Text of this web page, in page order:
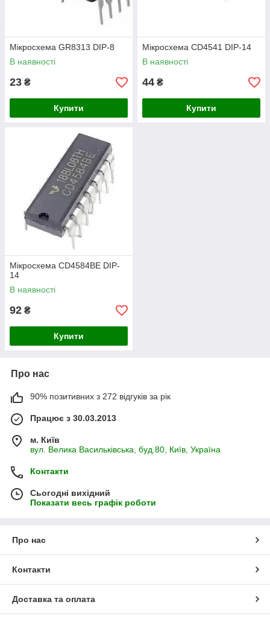
Мікросхема GR8313 DIP-8
В наявності
23 ₴
Купити
Мікросхема СD4541 DIP-14
В наявності
44 ₴
Купити
Мікросхема CD4584BE DIP-
14
В наявності
92 ₴
Купити
Про нас
90% позитивних з 272 відгуків за рік
Працює з 30.03.2013
м. Київ
вул. Велика Васильківська, буд.80, Київ, Україна
Контакти
Сьогодні вихідний
Показати весь графік роботи
Про нас
Контакти
Доставка та оплата